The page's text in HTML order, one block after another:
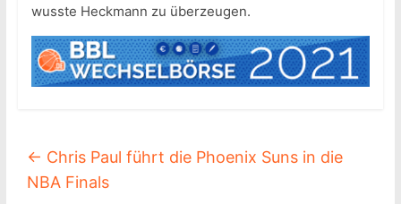
wusste Heckmann zu überzeugen.
← Chris Paul führt die Phoenix Suns in die
NBA Finals